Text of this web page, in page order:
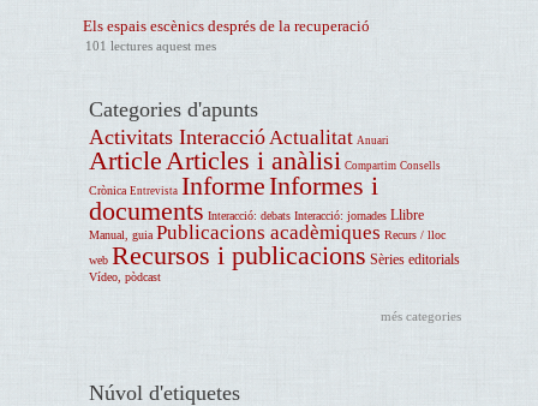
Els espais escènics després de la recuperació
101 lectures aquest mes
Categories d'apunts
Activitats Interacció Actualitat Anuari
Article Articles i anàlisi Compartim Consells
Crònica Entrevista InformeInformes i
documents Interacció: debats Interacció: jornades Llibre
Manual, guia Publicacions acadèmiques Recurs / lloc
web Recursos i publicacions Sèries editorials
Vídeo, pòdcast
més categories
Núvol d'etiquetes